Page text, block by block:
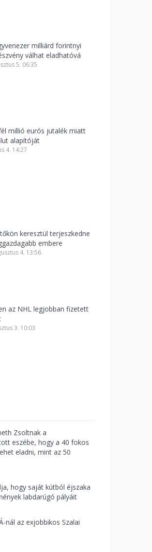
milliárd forintnyi
válhat eladhatóvá
5. 06:35
millió eurós jutalék miatt
alapítóját
4. 14:27
keresztül terjeszkedne
embere
4. 13:56
az NHL legjobban fizetett
3. 10:03
Zsoltnak a
eszébe, hogy a 40 fokos
eladni, mint az 50
hogy saját kútból éjszaka
labdarúgó pályáit
nál az exjobbikos Szalai